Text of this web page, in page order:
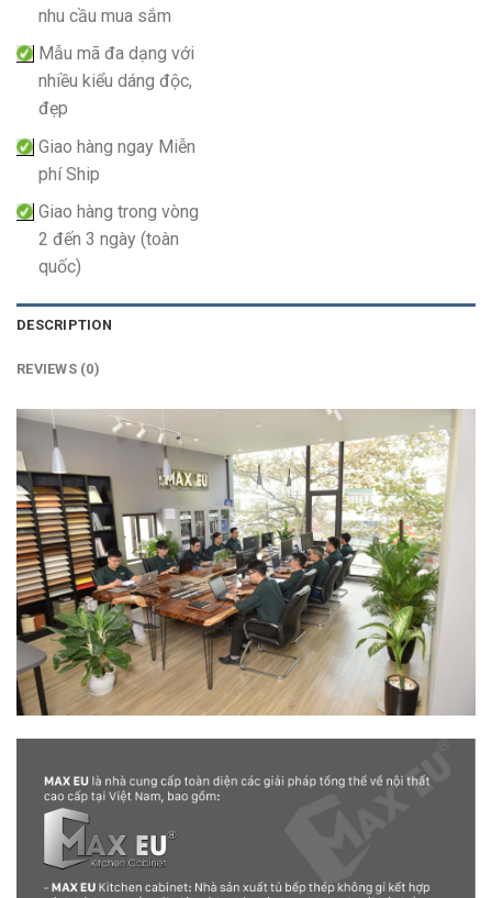
nhu cầu mua sắm
Mẫu mã đa dạng với
nhiều kiểu dáng độc,
đẹp
Giao hàng ngay Miễn
phí Ship
Giao hàng trong vòng
2 đến 3 ngày (toàn
quốc)
DESCRIPTION
REVIEWS (0)